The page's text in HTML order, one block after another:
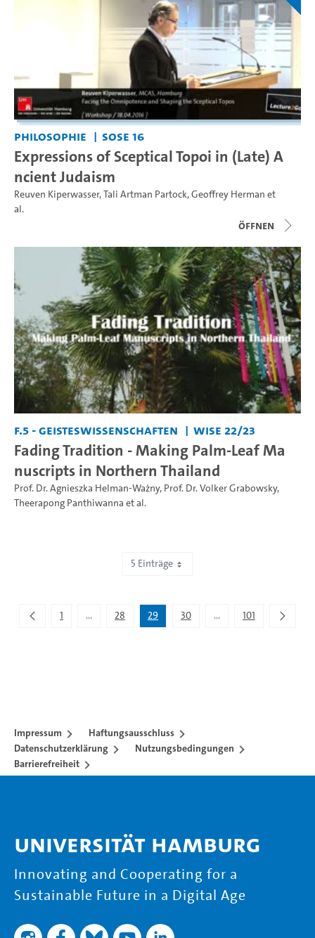
Philosophie SoSe 16
Expressions of Sceptical Topoi in (Late) A
ncient Judaism
Reuven Kiperwasser,Tali Artman Partock,Geoffrey Herman et
al.
Öffnen
F.5 - Geisteswissenschaften WiSe 22/23
Fading Tradition - Making Palm-Leaf Ma
nuscripts in Northern Thailand
Prof. Dr. Agnieszka Helman-Ważny, Prof. Dr. Volker Grabowsky,
Theerapong Panthiwanna et al.
5 Einträge
1 ...Zwischenseiten Navigieren mit TAB-Taste.
28 29 30 ...Zwischenseiten
101
Impressum
Haftungsausschluss
Datenschutzerklärung
Nutzungsbedingungen
Barrierefreiheit
Universität Hamburg
Innovating and Cooperating for a
Sustainable Future in a Digital Age